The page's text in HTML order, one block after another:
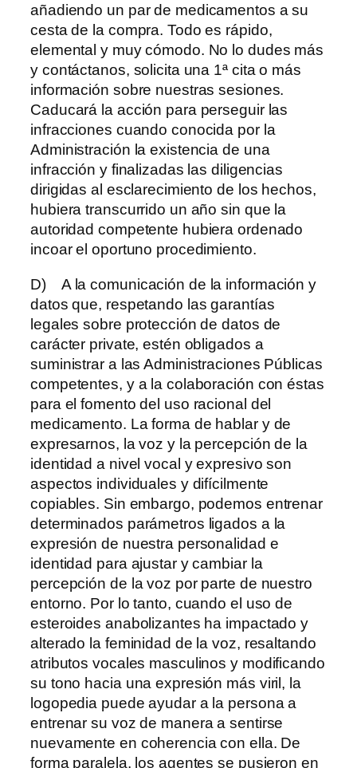
añadiendo un par de medicamentos a su
cesta de la compra. Todo es rápido,
elemental y muy cómodo. No lo dudes más
y contáctanos, solicita una 1ª cita o más
información sobre nuestras sesiones.
Caducará la acción para perseguir las
infracciones cuando conocida por la
Administración la existencia de una
infracción y finalizadas las diligencias
dirigidas al esclarecimiento de los hechos,
hubiera transcurrido un año sin que la
autoridad competente hubiera ordenado
incoar el oportuno procedimiento.
D) A la comunicación de la información y
datos que, respetando las garantías
legales sobre protección de datos de
carácter private, estén obligados a
suministrar a las Administraciones Públicas
competentes, y a la colaboración con éstas
para el fomento del uso racional del
medicamento. La forma de hablar y de
expresarnos, la voz y la percepción de la
identidad a nivel vocal y expresivo son
aspectos individuales y difícilmente
copiables. Sin embargo, podemos entrenar
determinados parámetros ligados a la
expresión de nuestra personalidad e
identidad para ajustar y cambiar la
percepción de la voz por parte de nuestro
entorno. Por lo tanto, cuando el uso de
esteroides anabolizantes ha impactado y
alterado la feminidad de la voz, resaltando
atributos vocales masculinos y modificando
su tono hacia una expresión más viril, la
logopedia puede ayudar a la persona a
entrenar su voz de manera a sentirse
nuevamente en coherencia con ella. De
forma paralela, los agentes se pusieron en